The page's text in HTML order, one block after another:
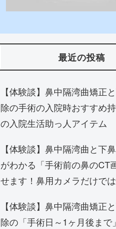
最近の投稿
【体験談】鼻中隔湾曲矯正
除の手術の入院時おすすめ
の入院生活助っ人アイテム
【体験談】鼻中隔湾曲と下
がわかる「手術前の鼻のCT
せます！鼻用カメラだけで
【体験談】鼻中隔湾曲矯正
除の「手術日～1ヶ月後まで